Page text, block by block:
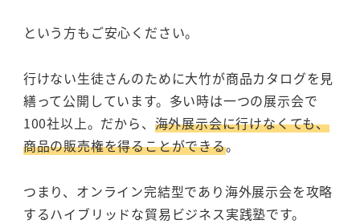
という方もご安心ください。
行けない生徒さんのために大竹が商品カタログを見
繕って公開しています。多い時は一つの展示会で
100社以上。だから、 海外展示会に行けなくても、
商品の販売権を得ることができる。
つまり、オンライン完結型であり海外展示会を攻略
するハイブリッドな貿易ビジネス実践塾です。